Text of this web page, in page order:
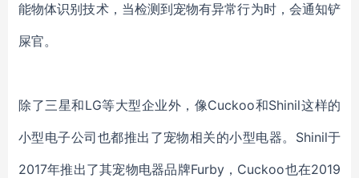
能物体识别技术，当检测到宠物有异常行为时，会通知铲
屎官。
除了三星和LG等大型企业外， 像Cuckoo和Shinil这样的
小型电子公司也都推出了宠物相关的小型电器。 Shinil于
2017年推出了其宠物电器品牌Furby， Cuckoo也在2019